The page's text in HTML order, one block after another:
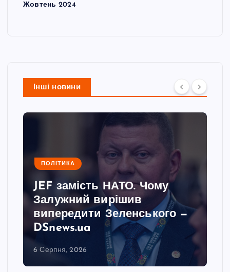
Жовтень 2024
Інші новини
ПОЛІТИКА
JEF замість НАТО. Чому
Залужний вирішив
випередити Зеленського —
DSnews.ua
6 Серпня, 2026